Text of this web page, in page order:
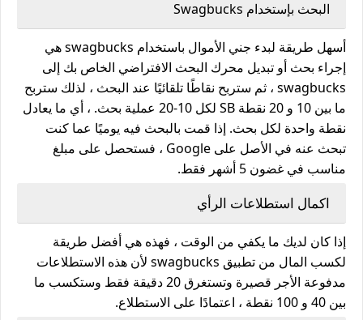
البحث بإستخدام Swagbucks
أسهل طريقة لبدء جني الأموال باستخدام swagbucks هي
إجراء بحث أو تبديل محرك البحث الافتراضي الخاص بك إلى
swagbucks ، ثم ستربح نقاطًا تلقائيًا عند البحث ، لذلك ستربح
ما بين 10 و 20 نقطة SB لكل 10-20 عملية بحث. ، أي ما يعادل
نقطة واحدة لكل بحث. إذا قمت بالبحث فيه يوميًا عما كنت
تبحث عنه في الأصل على Google ، فستحصل على مبلغ
مناسب في غضون 5 أشهر فقط.
اكمال استطلاعات الرأي
إذا كان لديك ما يكفي من الوقت ، فهذه هي أفضل طريقة
لكسب المال من تطبيق swagbucks لأن هذه الاستطلاعات
مدفوعة الأجر قصيرة وتستغرق 20 دقيقة فقط وستكسب ما
بين 40 و 100 نقطة ، اعتمادًا على الاستطلاع.